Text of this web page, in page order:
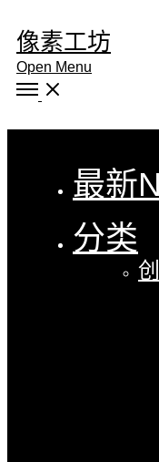
像素工坊
Open Menu
最新
分类